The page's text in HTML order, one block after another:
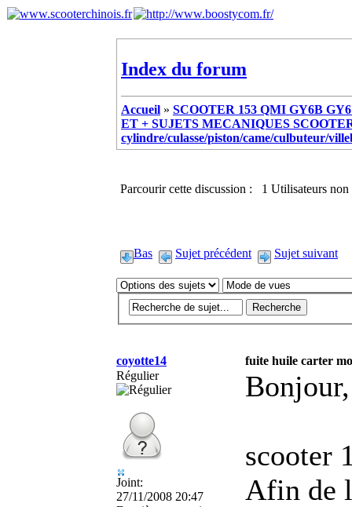
Index du forum
Accueil » SCOOTER 153 QMI GY6B
ET + SUJETS MECANIQUES
cylindre/culasse/piston/came/culbuteur/
Parcourir cette discussion : 1 Utilisateurs non
Bas Sujet précédent Sujet suivant
coyotte14
fuite huile carter
Régulier
Joint:
27/11/2008 20:47
Bonjour,
scooter
Afin de